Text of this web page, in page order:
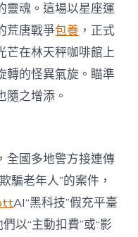
靈魂。這場以星座運
荒唐戰爭包養 ，正式
芒在林天秤咖啡館上
轉的怪異氣旋。瞄準
隨之增添。
全國多地警方接連傳
騙老年人”的案件，
AI“黑科技”假充平臺
以“主動扣費”或“影